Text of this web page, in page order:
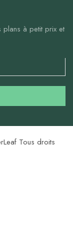
plans à petit prix et
Tous droits